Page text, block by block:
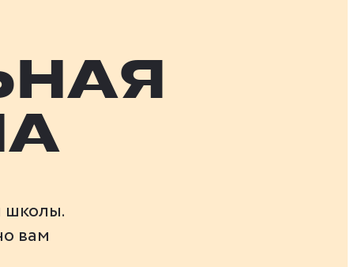
школы.
вам